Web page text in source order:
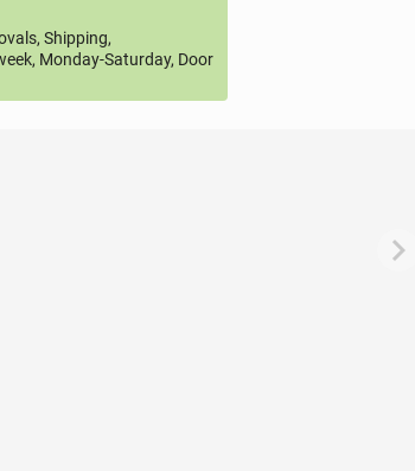
Shipping,
Monday-Saturday, Door